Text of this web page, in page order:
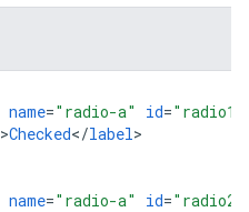
name="radio-a" id="radio1"
>Checked</label>
name="radio-a" id="radio2"